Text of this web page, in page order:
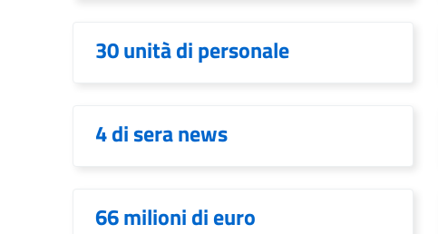
30 unità di personale
4 di sera news
66 milioni di euro